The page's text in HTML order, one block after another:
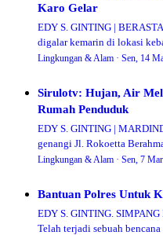
Karo Gelar
EDY S. GINTING |
digalar kemarin di lokasi
Sidabutar SH SIK MH)
Lingkungan & Alam · Sen, 14
Sirulotv: Hujan, Air
Rumah Penduduk
EDY S. GINTING |
genangi Jl. Rokoetta
Mardinding, Kabupaten
Lingkungan & Alam · Sen, 7 Mar
Bantuan Polres Untuk
EDY S. GINTING.
Telah terjadi sebuah